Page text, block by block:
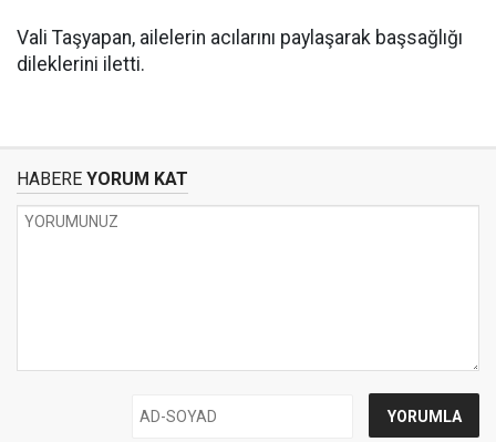
Vali Taşyapan, ailelerin acılarını paylaşarak başsağlığı
dileklerini iletti.
HABERE YORUM KAT